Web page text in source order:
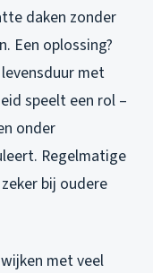
daken zonder
Een oplossing?
met
speelt een rol –
onder
Regelmatige
bij oudere
met veel